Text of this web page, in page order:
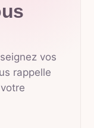
vos
rappelle